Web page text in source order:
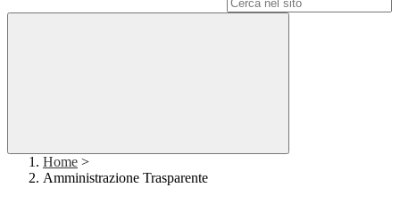
Home >
Amministrazione Trasparente